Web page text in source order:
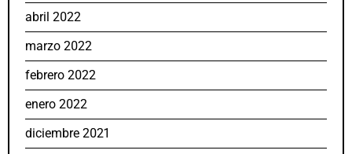
abril 2022
marzo 2022
febrero 2022
enero 2022
diciembre 2021